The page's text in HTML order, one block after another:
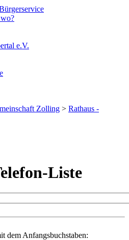
e.V.
Zolling > Rathaus -
Liste
dem Anfangsbuchstaben: